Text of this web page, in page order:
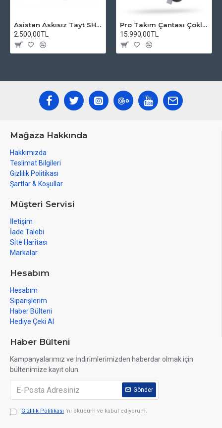
Asistan Askısız Tayt SH20 Pedli Siyah
2.500,00TL
Pro Takım Çantası Çoklu Tamir Seti
15.990,00TL
Mağaza Hakkında
Hakkımızda
Teslimat Bilgileri
Gizlilik Politikası
Şartlar & Koşullar
Müşteri Servisi
İletişim
İade Talebi
Site Haritası
Markalar
Hesabım
Hesabım
Siparişlerim
Haber Bülteni
Hediye Çeki Al
Haber Bülteni
Kampanyalarımız ve İndirimlerimizden haberdar olmak için
bültenimize kayıt olun.
Gönder
Gizlilik Politikası 'ni okudum ve kabul ediyorum.